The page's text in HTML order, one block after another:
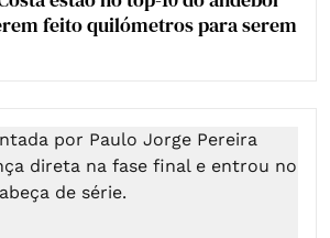
feito quilómetros para serem